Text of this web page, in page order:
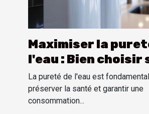
Maximiser la
l'eau : Bien choisir
système d'osmose
La pureté de l'eau est
préserver la santé et garantir une
consommation...